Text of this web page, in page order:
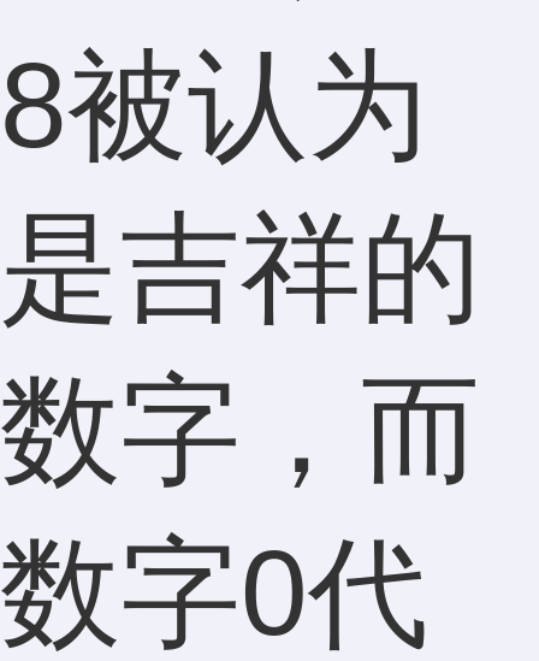
8被认为
是吉祥的
数字，而
数字0代